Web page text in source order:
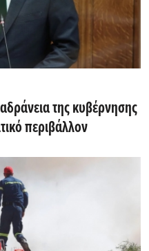
της κυβέρνησης
περιβάλλον